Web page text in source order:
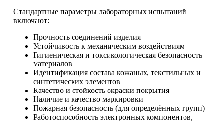
Стандартные параметры лабораторных испытаний
включают:
Прочность соединений изделия
Устойчивость к механическим воздействиям
Гигиеническая и токсикологическая безопасность
материалов
Идентификация состава кожаных, текстильных и
синтетических элементов
Качество и стойкость окраски покрытия
Наличие и качество маркировки
Пожарная безопасность (для определённых групп)
Работоспособность электронных компонентов,